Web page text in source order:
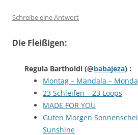
Schreibe eine Antwort
Die Fleißigen:
Regula Bartholdi (@babajeza) :
Montag – Mandala –
23 Schleifen – 23 Loops
MADE FOR YOU
Guten Morgen
Sunshine